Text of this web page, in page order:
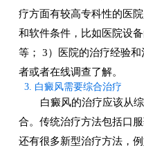
疗方面有较高专科性的医
和软件条件，比如医院设
等； 3）医院的治疗经验
者或者在线调查了解。
3. 白癜风需要综合治疗
白癜风的治疗应该从
合。传统治疗方法包括口
还有很多新型治疗方法，